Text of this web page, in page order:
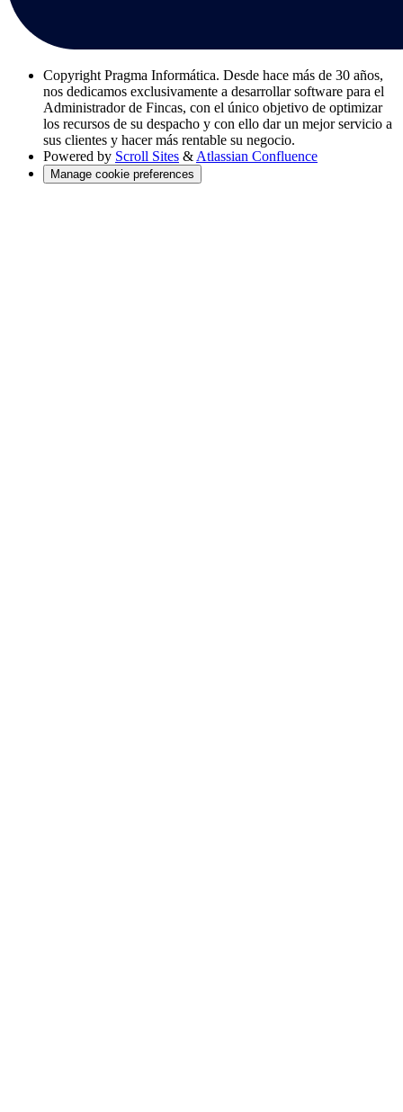
Copyright Pragma Informática. Desde hace más de 30 años,
nos dedicamos exclusivamente a desarrollar software para el
Administrador de Fincas, con el único objetivo de optimizar
los recursos de su despacho y con ello dar un mejor servicio a
sus clientes y hacer más rentable su negocio.
Powered by Scroll Sites & Atlassian Confluence
Manage cookie preferences